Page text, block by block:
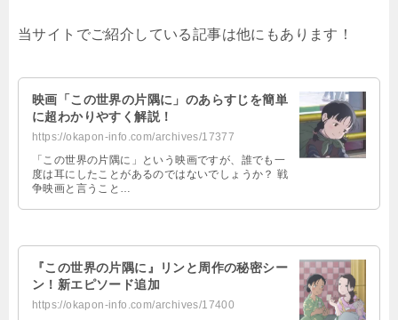
当サイトでご紹介している記事は他にもあります！
‌映画「この世界の片隅に」のあらすじを簡単
に超わかりやすく解説！
https://okapon-info.com/archives/17377
「この世界の片隅に」という映画ですが、誰でも一
度は耳にしたことがあるのではないでしょうか？ 戦
争映画と言うこと…
‌『この世界の片隅に』リンと周作の秘密シー
ン！新エピソード追加
https://okapon-info.com/archives/17400